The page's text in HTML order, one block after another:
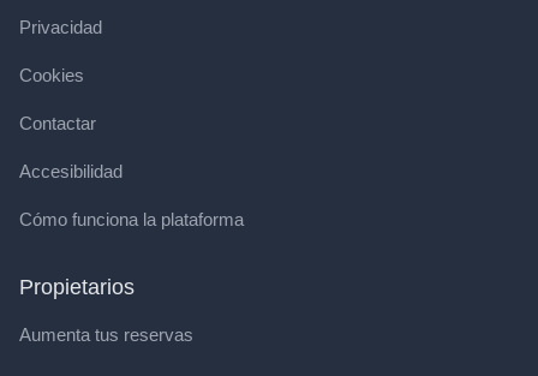
Privacidad
Cookies
Contactar
Accesibilidad
Cómo funciona la plataforma
Propietarios
Aumenta tus reservas